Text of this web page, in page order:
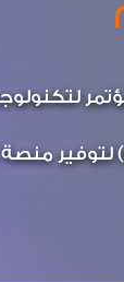
في قطر (أكتوبر 2019)